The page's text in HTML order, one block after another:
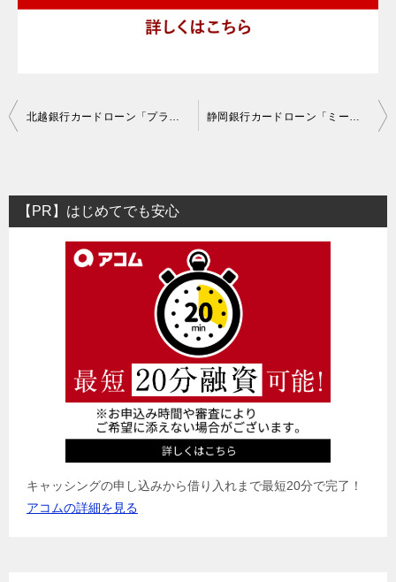
投
ビ
ゲ
北越銀行カードローン「プラスエル」の口コミ評判・審査基準 静岡銀行カードローン「ミープラス」の口コミ評判・審査基準
【PR】はじめてでも安心
キャッシングの申し込みから借り入れまで最短20分で完了！
アコムの詳細を見る